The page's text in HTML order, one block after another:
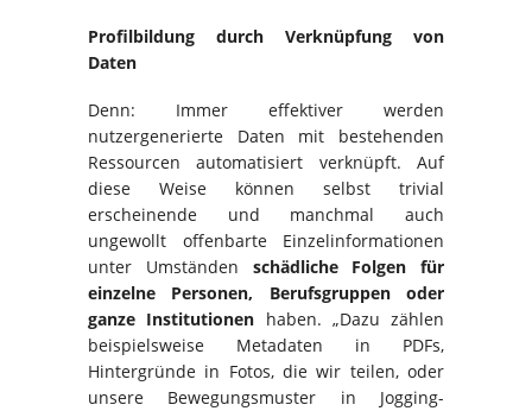
Profilbildung durch Verknüpfung von
Daten
Denn: Immer effektiver werden
nutzergenerierte Daten mit bestehenden
Ressourcen automatisiert verknüpft. Auf
diese Weise können selbst trivial
erscheinende und manchmal auch
ungewollt offenbarte Einzelinformationen
unter Umständen schädliche Folgen für
einzelne Personen, Berufsgruppen oder
ganze Institutionen haben. „Dazu zählen
beispielsweise Metadaten in PDFs,
Hintergründe in Fotos, die wir teilen, oder
unsere Bewegungsmuster in Jogging-